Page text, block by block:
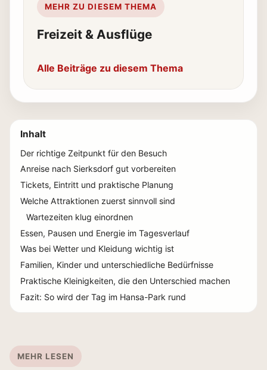
MEHR ZU DIESEM THEMA
Freizeit & Ausflüge
Alle Beiträge zu diesem Thema
Inhalt
Der richtige Zeitpunkt für den Besuch
Anreise nach Sierksdorf gut vorbereiten
Tickets, Eintritt und praktische Planung
Welche Attraktionen zuerst sinnvoll sind
Wartezeiten klug einordnen
Essen, Pausen und Energie im Tagesverlauf
Was bei Wetter und Kleidung wichtig ist
Familien, Kinder und unterschiedliche Bedürfnisse
Praktische Kleinigkeiten, die den Unterschied machen
Fazit: So wird der Tag im Hansa-Park rund
MEHR LESEN